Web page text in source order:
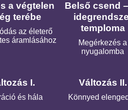
a végtelen
terébe
az életerő
áramlásához
Belső csend
temploma
Megérkezés a
nyugalomba
I.
és hála
Változás II.
Könnyed